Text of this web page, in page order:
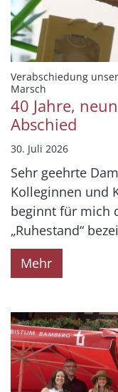
Verabschiedung
Marsch
40 Jahre,
Abschied
30. Juli 2026
Sehr geehrte
Kolleginnen und
beginnt für mich
„Ruhestand“
Mehr